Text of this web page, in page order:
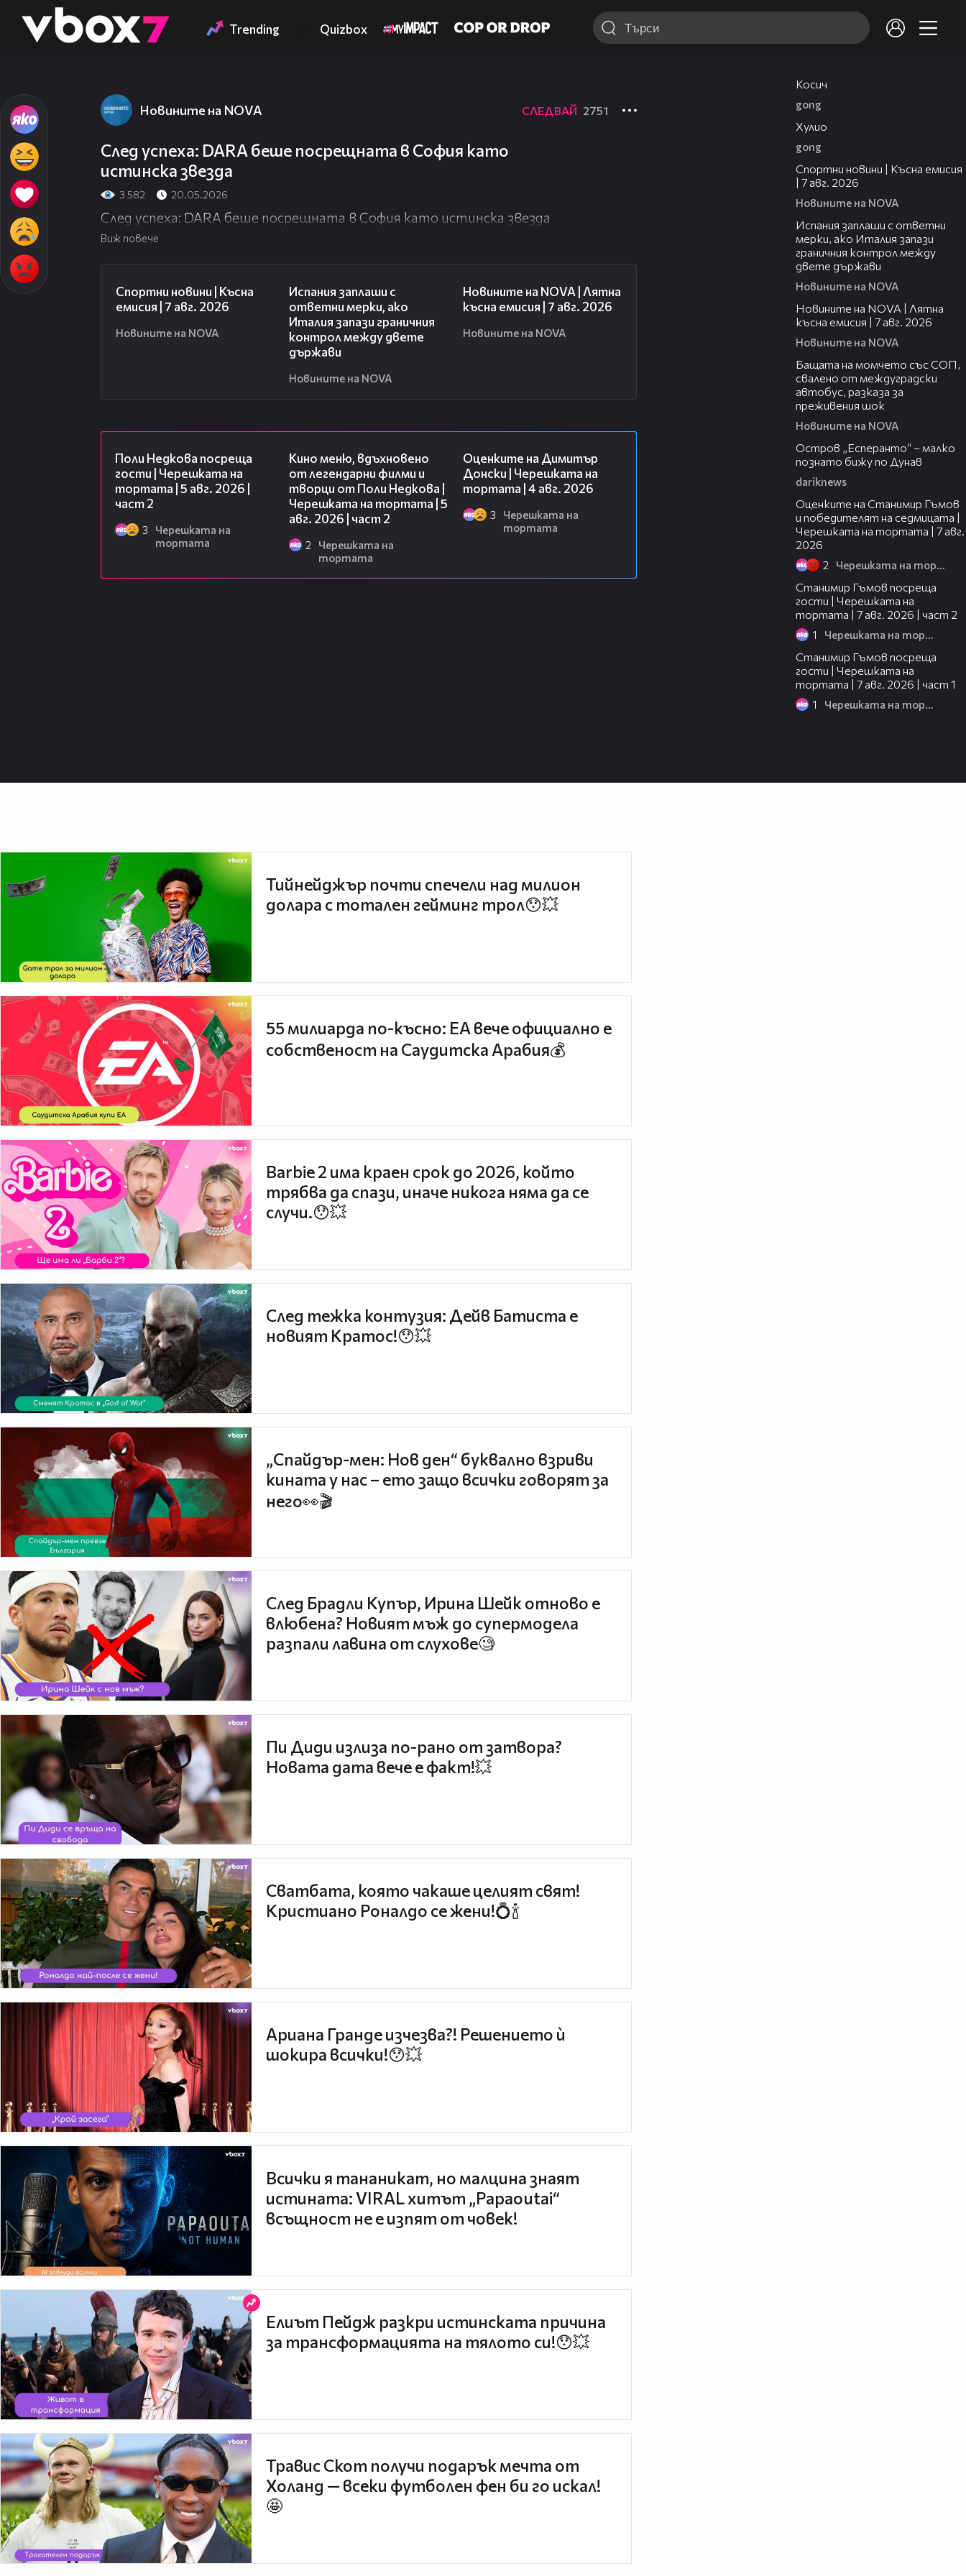
👾 Trending Quizbox
Новините на NOVA СЛЕДВАЙ 2751
След успеха: DARA беше посрещната в София като
истинска звезда
3 582 20.05.2026
След успеха: DARA беше посрещната в София като истинска звезда
Виж повече
Спортни новини | Късна
емисия | 7 авг. 2026
Новините на NOVA
Испания заплаши с
ответни мерки, ако
Италия запази граничния
контрол между двете
държави
Новините на NOVA
Новините на NOVA | Лятна
късна емисия | 7 авг. 2026
Новините на NOVA
Поли Недкова посреща
гости | Черешката на
тортата | 5 авг. 2026 |
част 2
3
Черешката на
тортата
Кино меню, вдъхновено
от легендарни филми и
творци от Поли Недкова |
Черешката на тортата | 5
авг. 2026 | част 2
2
Черешката на
тортата
Оценките на Димитър
Донски | Черешката на
тортата | 4 авг. 2026
3
Черешката на
тортата
Косич
gong
Хулио
gong
Спортни новини | Късна емисия
| 7 авг. 2026
Новините на NOVA
Испания заплаши с ответни
мерки, ако Италия запази
граничния контрол между
двете държави
Новините на NOVA
Новините на NOVA | Лятна
късна емисия | 7 авг. 2026
Новините на NOVA
Бащата на момчето със СОП,
свалено от междуградски
автобус, разказа за
преживения шок
Новините на NOVA
Остров „Есперанто“ – малко
познато бижу по Дунав
dariknews
Оценките на Станимир Гъмов
и победителят на седмицата |
Черешката на тортата | 7 авг.
2026
2 Черешката на тортата
Станимир Гъмов посреща
гости | Черешката на
тортата | 7 авг. 2026 | част 2
1 Черешката на тортата
Станимир Гъмов посреща
гости | Черешката на
тортата | 7 авг. 2026 | част 1
1 Черешката на тортата
Тийнейджър почти спечели над милион
долара с тотален гейминг трол😯💥
55 милиарда по-късно: EA вече официално е
собственост на Саудитска Арабия💰
Barbie 2 има краен срок до 2026, който
трябва да спази, иначе никога няма да се
случи.😯💥
След тежка контузия: Дейв Батиста е
новият Кратос!😯💥
„Спайдър-мен: Нов ден“ буквално взриви
кината у нас – ето защо всички говорят за
него👀🎬
След Брадли Купър, Ирина Шейк отново е
влюбена? Новият мъж до супермодела
разпали лавина от слухове🧐
Пи Диди излиза по-рано от затвора?
Новата дата вече е факт!💥
Сватбата, която чакаше целият свят!
Кристиано Роналдо се жени!💍🍾
Ариана Гранде изчезва?! Решението ѝ
шокира всички!😯💥
Всички я тананикат, но малцина знаят
истината: VIRAL хитът „Papaoutai“
всъщност не е изпят от човек!
Елиът Пейдж разкри истинската причина
за трансформацията на тялото си!😯💥
Травис Скот получи подарък мечта от
Холанд — всеки футболен фен би го искал!
🤩